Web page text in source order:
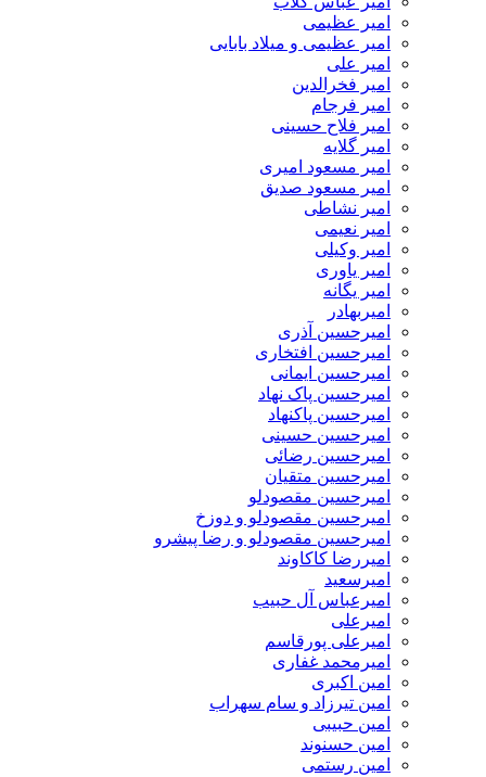
امیر عظیمی
امیر عظیمی و میلاد بابایی
امیر علی
امیر فخرالدین
امیر فرجام
امیر فلاح حسینی
امیر گلایه
امیر مسعود امیری
امیر مسعود صدیق
امیر نشاطی
امیر نعیمی
امیر وکیلی
امیر یاوری
امیر یگانه
امیربهادر
امیرحسین آذری
امیرحسین افتخاری
امیرحسین ایمانی
امیرحسین پاک نهاد
امیرحسین پاکنهاد
امیرحسین حسینی
امیرحسین رضائی
امیرحسین متقیان
امیرحسین مقصودلو
امیرحسین مقصودلو و دوزخ
امیرحسین مقصودلو و رضا پیشرو
امیررضا کاکاوند
امیرسعید
امیرعباس آل حبیب
امیرعلی
امیرعلی پورقاسم
امیرمحمد غفاری
امین اکبری
امین تیرزاد و سام سهراب
امین حبیبی
امین حسنوند
امین رستمی